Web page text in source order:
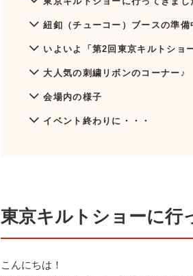
紐釦（チューコー）ブースの準
いよいよ「第2回東京キルトショ
大人気の刺繍リボンのコーナー♪
会場内の様子
イベント終わりに・・・
東京キルトショーに行
こんにちは！